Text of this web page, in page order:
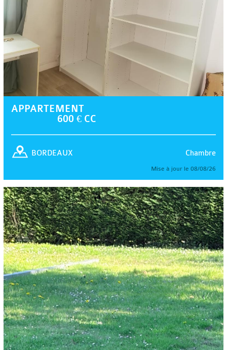
APPARTEMENT
600 € CC
Chambre
BORDEAUX
Mise à jour le 08/08/26